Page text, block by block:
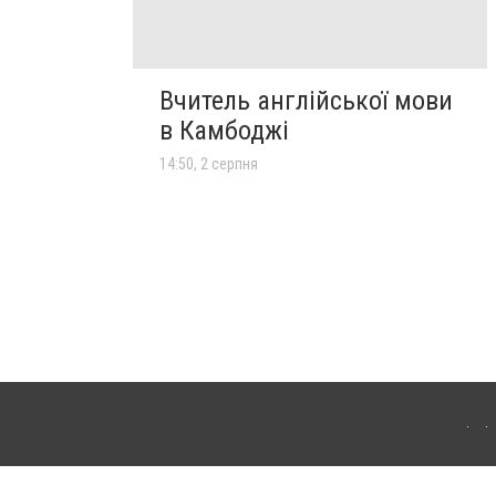
Вчитель англійської мови
в Камбоджі
14:50, 2 серпня